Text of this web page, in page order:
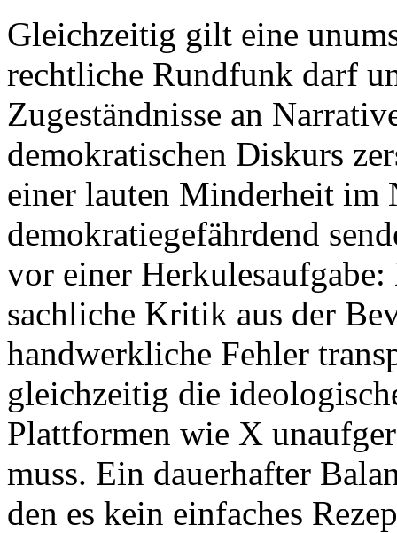
Gleichzeitig gilt eine
rechtliche Rundfunk darf
Zugeständnisse an
demokratischen Diskurs
einer lauten Minderheit im
demokratiegefährdend
vor einer Herkulesaufgabe:
sachliche Kritik aus der
handwerkliche Fehler
gleichzeitig die
Plattformen wie X
muss. Ein dauerhafter
den es kein einfaches